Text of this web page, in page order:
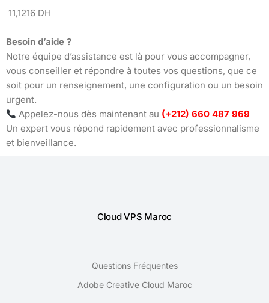
11,1216 DH
Besoin d’aide ?
Notre équipe d’assistance est là pour vous accompagner,
vous conseiller et répondre à toutes vos questions, que ce
soit pour un renseignement, une configuration ou un besoin
urgent.
Appelez-nous dès maintenant au (+212) 660 487 969
Un expert vous répond rapidement avec professionnalisme
et bienveillance.
Cloud VPS Maroc
Questions Fréquentes
Adobe Creative Cloud Maroc